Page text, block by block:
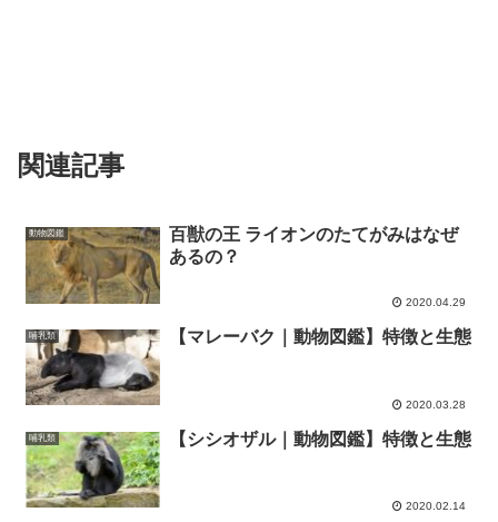
関連記事
動物図鑑
百獣の王 ライオンのたてがみはなぜ
あるの？
2020.04.29
哺乳類 【マレーバク｜動物図鑑】特徴と生態
2020.03.28
哺乳類 【シシオザル｜動物図鑑】特徴と生態
2020.02.14